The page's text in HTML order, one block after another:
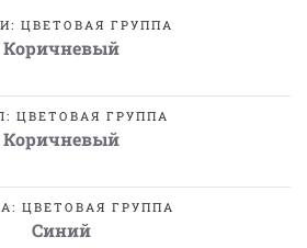
ЦВЕТОВАЯ ГРУППА
Коричневый
ЦВЕТОВАЯ ГРУППА
Коричневый
ЦВЕТОВАЯ ГРУППА
Синий